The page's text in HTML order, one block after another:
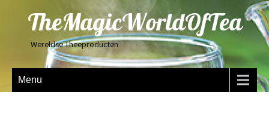
TheMagicWorldOfTea
Wereldse Theeproducten
Menu